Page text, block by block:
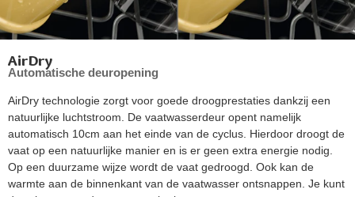
AirDry
Automatische deuropening
AirDry technologie zorgt voor goede droogprestaties dankzij een
natuurlijke luchtstroom. De vaatwasserdeur opent namelijk
automatisch 10cm aan het einde van de cyclus. Hierdoor droogt de
vaat op een natuurlijke manier en is er geen extra energie nodig.
Op een duurzame wijze wordt de vaat gedroogd. Ook kan de
warmte aan de binnenkant van de vaatwasser ontsnappen. Je kunt